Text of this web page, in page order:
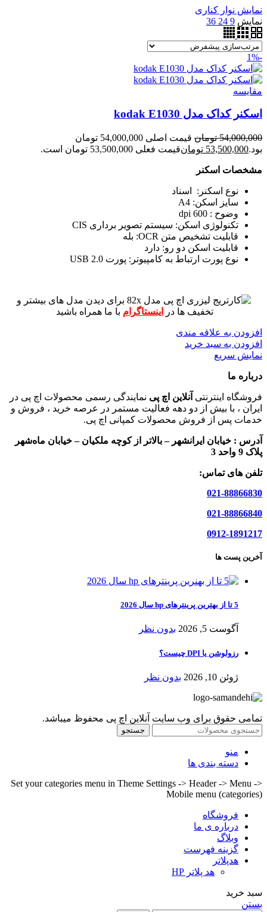
نمایش نوار کناری
نمایش 9
24
36
-1%
مقايسه
اسکنر کداک مدل kodak E1030
54,000,000 تومان
قیمت اصلی 54,000,000 تومان
بود.53,500,000 تومانقیمت فعلی 53,500,000 تومان است.
مشخصات اسکنر
نوع اسکنر: اسناد
سایز اسکن: A4
وضوح : 600 dpi
تکنولوژی اسکن: سیستم تصویر برداری CIS
قابلیت تشخیص متن OCR: بله
قابلیت اسکن دو رو: دارد
نوع پورت ارتباط به کامپیوتر: پورت USB 2.0
برای دیدن مدل های بیشتر و
تخفیف ها در
اینستاگرام با ما همراه باشید
افزودن به علاقه مندی
افزودن به سبد خرید
نمایش سریع
درباره ما
فروشگاه اینترنتی آنلاین اچ پی نمایندگی رسمی محصولات اچ پی در
ایران ، با بیش از دو دهه فعالیت مستمر در عرصه خرید ، فروش و
خدمات پس از فروش محصولات کمپانی اچ پی.
آدرس : خیابان ایرانشهر – بالاتر از کوچه ملکیان – خیابان ماه‌شهر
پلاک 9 واحد 3
تلفن های تماس:
021-88866830
021-88866840
0912-1891217
آخرین پست ها
5 تا از بهترین پرینترهای hp سال 2026
آگوست 5, 2026 بدون نظر
رزولوشن یا DPI چیست؟
ژوئن 10, 2026 بدون نظر
تمامی حقوق برای وب سایت آنلاین اچ پی محفوظ میباشد.
جستجو
منو
دسته بندی ها
Set your categories menu in Theme Settings -> Header -> Menu ->
Mobile menu (categories)
فروشگاه
درباره ی ما
وبلاگ
گزینه فهرست
هدپلاتر
هد پلاتر HP
سبد خرید
بستن